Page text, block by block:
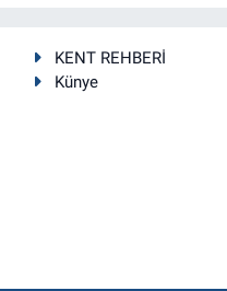
KENT REHBERİ
Künye